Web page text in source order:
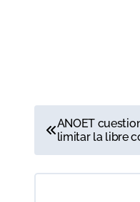
N
a
v
ANOET
limitar la libre